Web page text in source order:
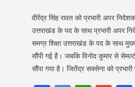
वीरेंद्र सिंह रावत को प्रभारी अपर
उत्तराखंड के पद के साथ प्रभारी अपर
समग्र शिक्षा उत्तराखंड के पद के साथ
सौंपी गई है। जबकि विनोद कुमार से
सौंपा गया है। जितेंद्र सक्सेना को प्रभारी